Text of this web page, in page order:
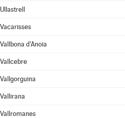
Ullastrell
Vacarisses
Vallbona d'Anoia
Vallcebre
Vallgorguina
Vallirana
Vallromanes